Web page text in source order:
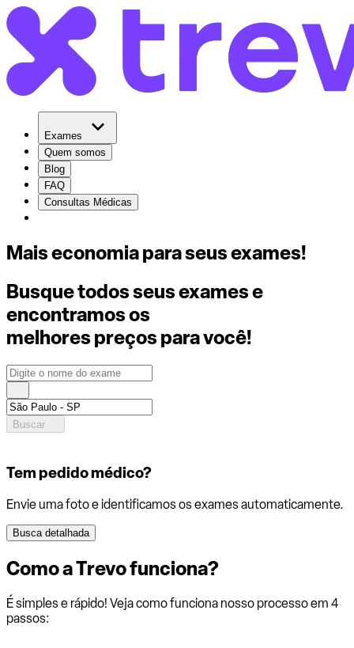
Exames
Quem somos
Blog
FAQ
Consultas Médicas
Mais economia para seus exames!
Busque todos seus exames e
encontramos os
melhores preços para você!
Buscar
Tem pedido médico?
Envie uma foto e identificamos os exames automaticamente.
Busca detalhada
Como aTrevofunciona?
É simples e rápido! Veja como funciona nosso processo em 4
passos: